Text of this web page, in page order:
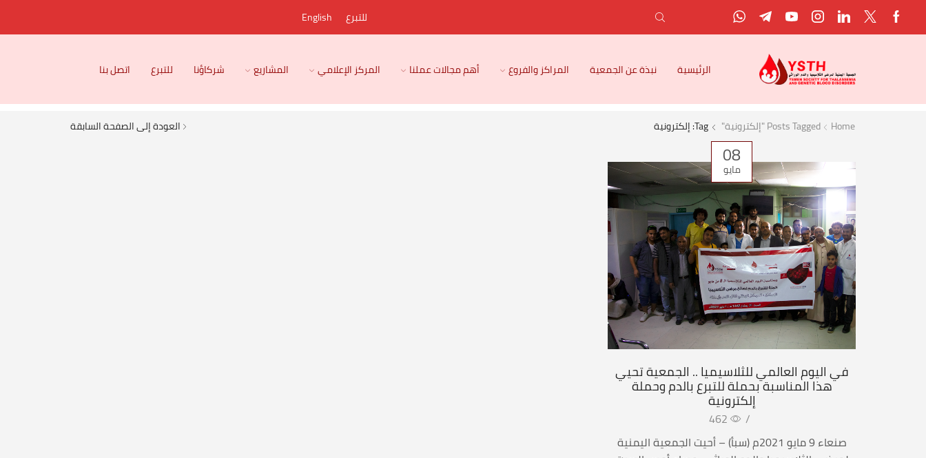
للتبرع English
الرئيسية نبذة عن الجمعية المراكز والفروع أهم مجالات عملنا المركز الإعلامي المشاريع شركاؤنا للتبرع اتصل بنا
العودة إلى الصفحة السابقة Home Posts Tagged "إلكترونية" Tag: إلكترونية
08
مايو
في اليوم العالمي للثلاسيميا .. الجمعية تحيي
هذا المناسبة بحملة للتبرع بالدم وحملة
إلكترونية
/
462
صنعاء 9 مايو 2021م (سبأ) – أحيت الجمعية اليمنية